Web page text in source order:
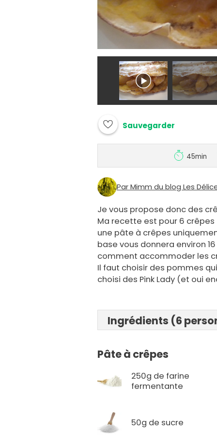
Sauvegarder
45min
Par Mimm du blog Les
Je vous propose donc des
Ma recette est pour 6
une pâte à crêpes
base vous donnera environ
comment accommoder les
Il faut choisir des pommes
choisi des Pink Lady (et oui
Ingrédients (6
Pâte à crêpes
250g de farine
fermentante
50g de sucre